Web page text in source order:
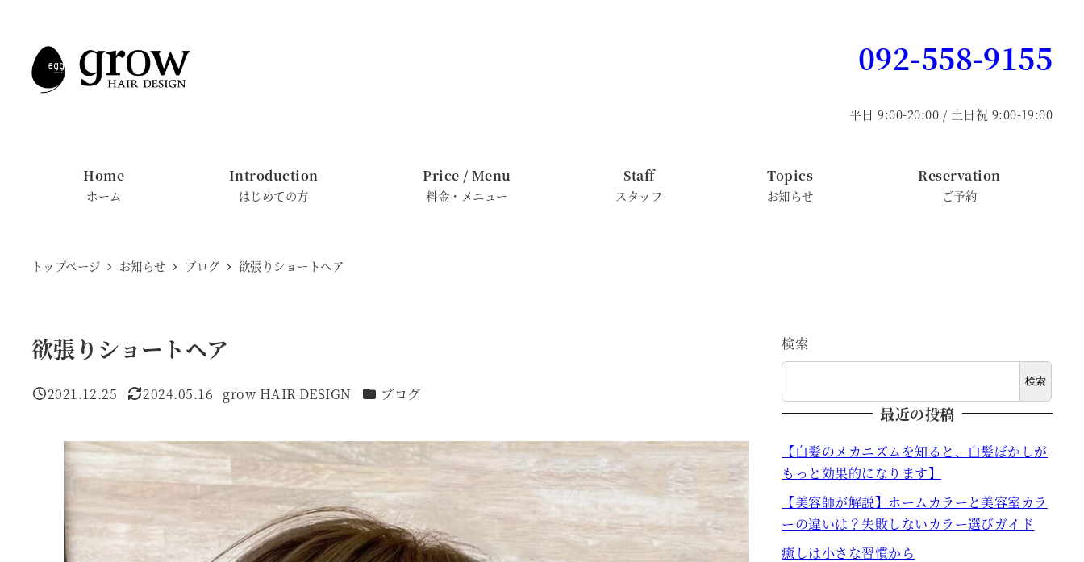
092-558-9155
平日 9:00-20:00 / 土日祝 9:00-19:00
Home
ホーム
Introduction
はじめての方
Price / Menu
料金・メニュー
Staff
スタッフ
Topics
お知らせ
Reservation
ご予約
トップページ お知らせ ブログ 欲張りショートヘア
欲張りショートヘア
投稿日
2021.12.25
更新日
2024.05.16
著
grow HAIR DESIGN カテゴリー
ブログ
検索
検索
最近の投稿
【白髪のメカニズムを知ると、白髪ぼかしが
もっと効果的になります】
【美容師が解説】ホームカラーと美容室カラ
ーの違いは？失敗しないカラー選びガイド
癒しは小さな習慣から